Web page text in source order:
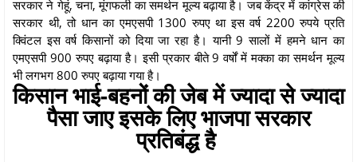
सरकार ने गेहूं, चना, मूंगफली का समर्थन मूल्य बढ़ाया है। जब केंद्र में कांग्रेस की
सरकार थी, तो धान का एमएसपी 1300 रुपए था इस वर्ष 2200 रुपये प्रति
क्विंटल इस वर्ष किसानों को दिया जा रहा है। यानी 9 सालों में हमने धान का
एमएसपी 900 रुपए बढ़ाया है। इसी प्रकार बीते 9 वर्षों में मक्का का समर्थन मूल्य
भी लगभग 800 रुपए बढ़ाया गया है।
किसान भाई-बहनों की जेब में ज्यादा से ज्यादा
पैसा जाए इसके लिए भाजपा सरकार
प्रतिबंद्ध है